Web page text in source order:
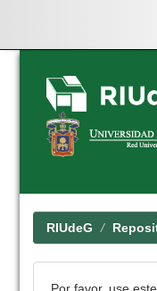
Skip
navigation
RIUdeG